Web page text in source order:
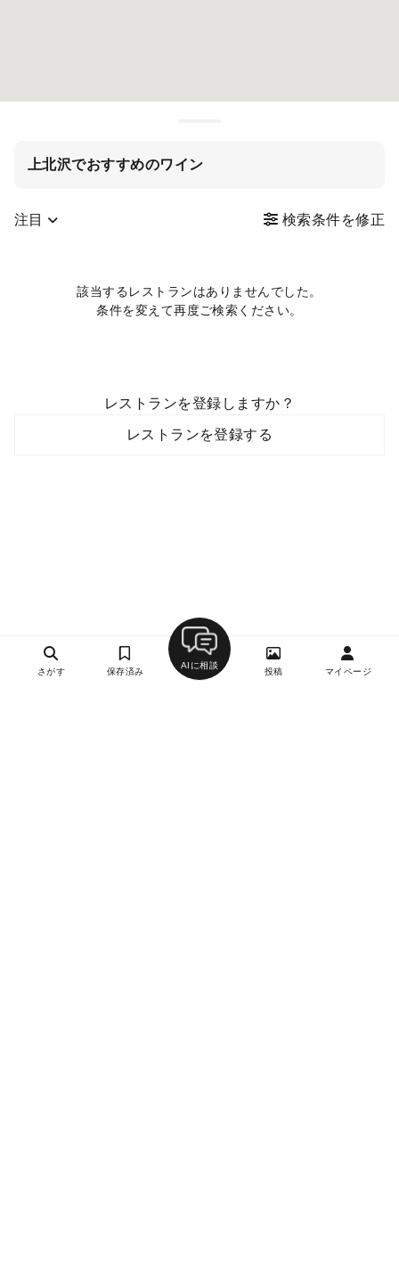
上北沢でおすすめのワイン
注目 検索条件を修正
該当するレストランはありませんでした。
条件を変えて再度ご検索ください。
レストランを登録しますか？
レストランを登録する
さがす 保存済み
AIに相談
投稿 マイページ